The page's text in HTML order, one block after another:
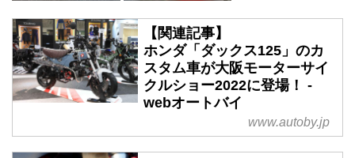
【関連記事】
ホンダ「ダックス125」のカ
スタム車が大阪モーターサイ
クルショー2022に登場！ -
webオートバイ
www.autoby.jp